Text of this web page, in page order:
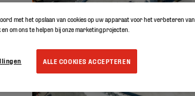
met het opslaan van cookies op uw apparaat voor het verbeteren van
om ons te helpen bij onze marketingprojecten.
ALLE COOKIES ACCEPTEREN